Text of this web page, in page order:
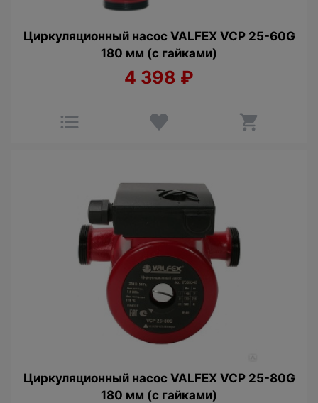
Циркуляционный насос VALFEX VCP 25-60G
180 мм (с гайками)
4 398 ₽
Циркуляционный насос VALFEX VCP 25-80G
180 мм (с гайками)